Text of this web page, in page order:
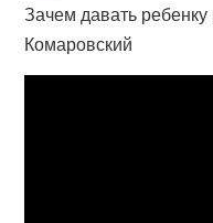
Зачем давать
Комаровский